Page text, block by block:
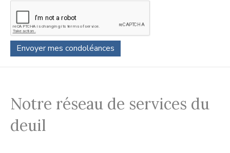
Notre réseau de services du
deuil